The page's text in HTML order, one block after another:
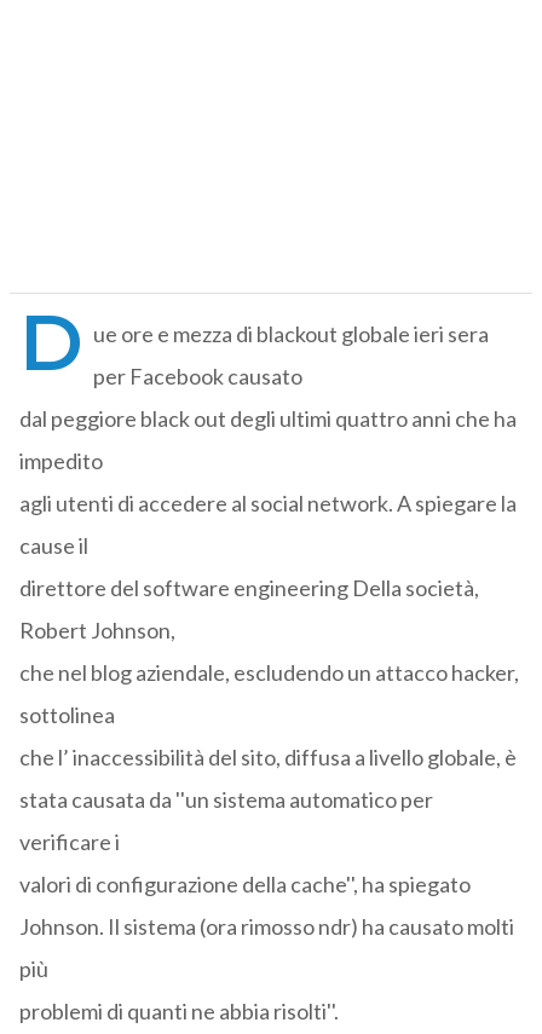
D ue ore e mezza di blackout globale ieri sera
per Facebook causato
dal peggiore black out degli ultimi quattro anni che ha
impedito
agli utenti di accedere al social network. A spiegare la
cause il
direttore del software engineering Della società,
Robert Johnson,
che nel blog aziendale, escludendo un attacco hacker,
sottolinea
che l’ inaccessibilità del sito, diffusa a livello globale, è
stata causata da ''un sistema automatico per
verificare i
valori di configurazione della cache'', ha spiegato
Johnson. Il sistema (ora rimosso ndr) ha causato molti
più
problemi di quanti ne abbia risolti''.